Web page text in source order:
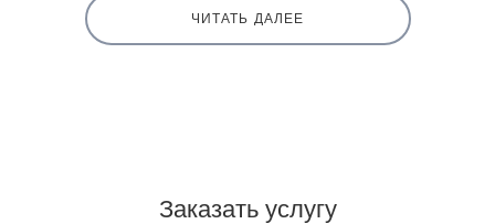
ЧИТАТЬ ДАЛЕЕ
Заказать услугу